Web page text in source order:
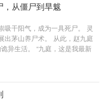
有着较大提升，获得奖励
教导下，止水明白了村子的敌
也可能在村内，火之意志说得
去按照火之意志行动。 带土在
称号，迈特凯更早成为体术达
万178万字精品火影老书，品
，从僵尸到旱魃
吸干阳气，成为一具死尸。 灵
出茅山养尸术。 从此，赵九庭
异生活。 “九庭，这是我最新
宅，千年古墓。” “九庭，你
了，我们圆房吧！” …… 僵
、血尸、灵尸、飞尸、尸
他，已然是大恐怖。 ……